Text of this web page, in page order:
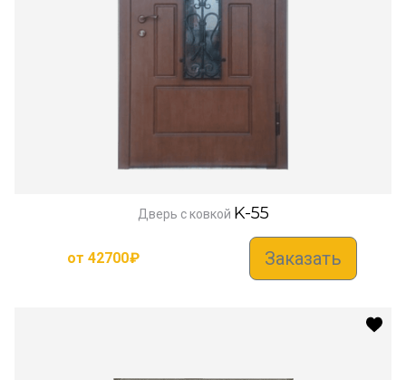
Дверь с ковкой K-55
от 42700₽ Заказать